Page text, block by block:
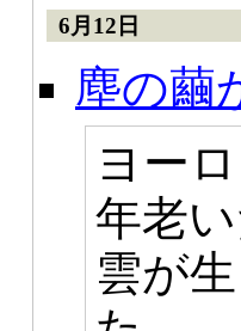
6月12日
塵の繭
ヨー
年老
雲が